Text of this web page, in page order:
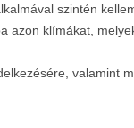
szintén
azon klímákat,
valamint